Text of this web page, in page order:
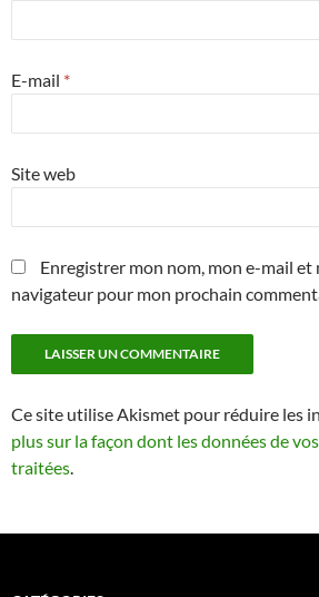
E-mail *
Site web
Enregistrer mon nom, mon e-mail et
navigateur pour mon prochain
Ce site utilise Akismet pour réduire les
plus sur la façon dont les données de
traitées.